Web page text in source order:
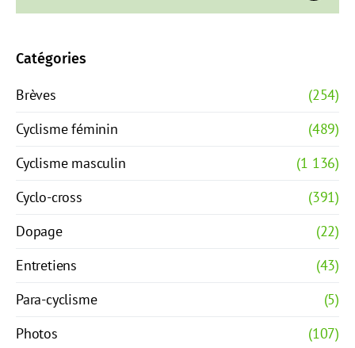
Catégories
Brèves
(254)
Cyclisme féminin
(489)
Cyclisme masculin
(1 136)
Cyclo-cross
(391)
Dopage
(22)
Entretiens
(43)
Para-cyclisme
(5)
Photos
(107)